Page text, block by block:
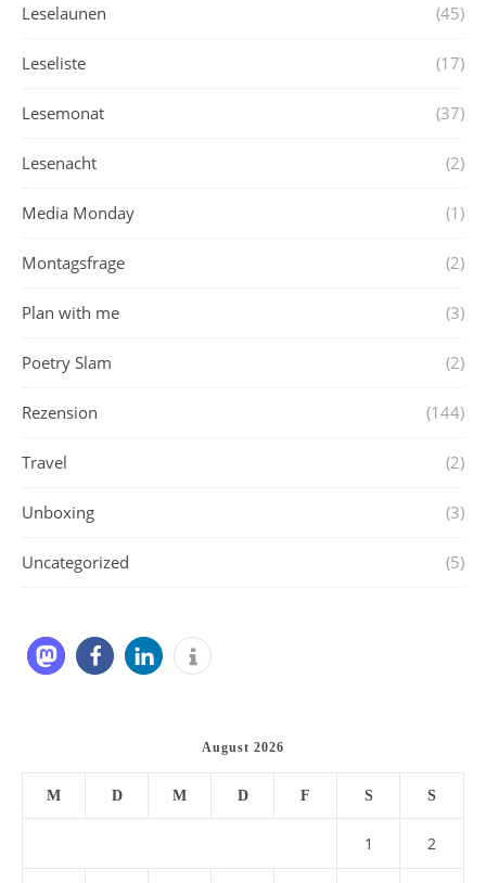
Leselaunen (45)
Leseliste (17)
Lesemonat (37)
Lesenacht (2)
Media Monday (1)
Montagsfrage (2)
Plan with me (3)
Poetry Slam (2)
Rezension (144)
Travel (2)
Unboxing (3)
Uncategorized (5)
August 2026
M D M D F S S
1 2